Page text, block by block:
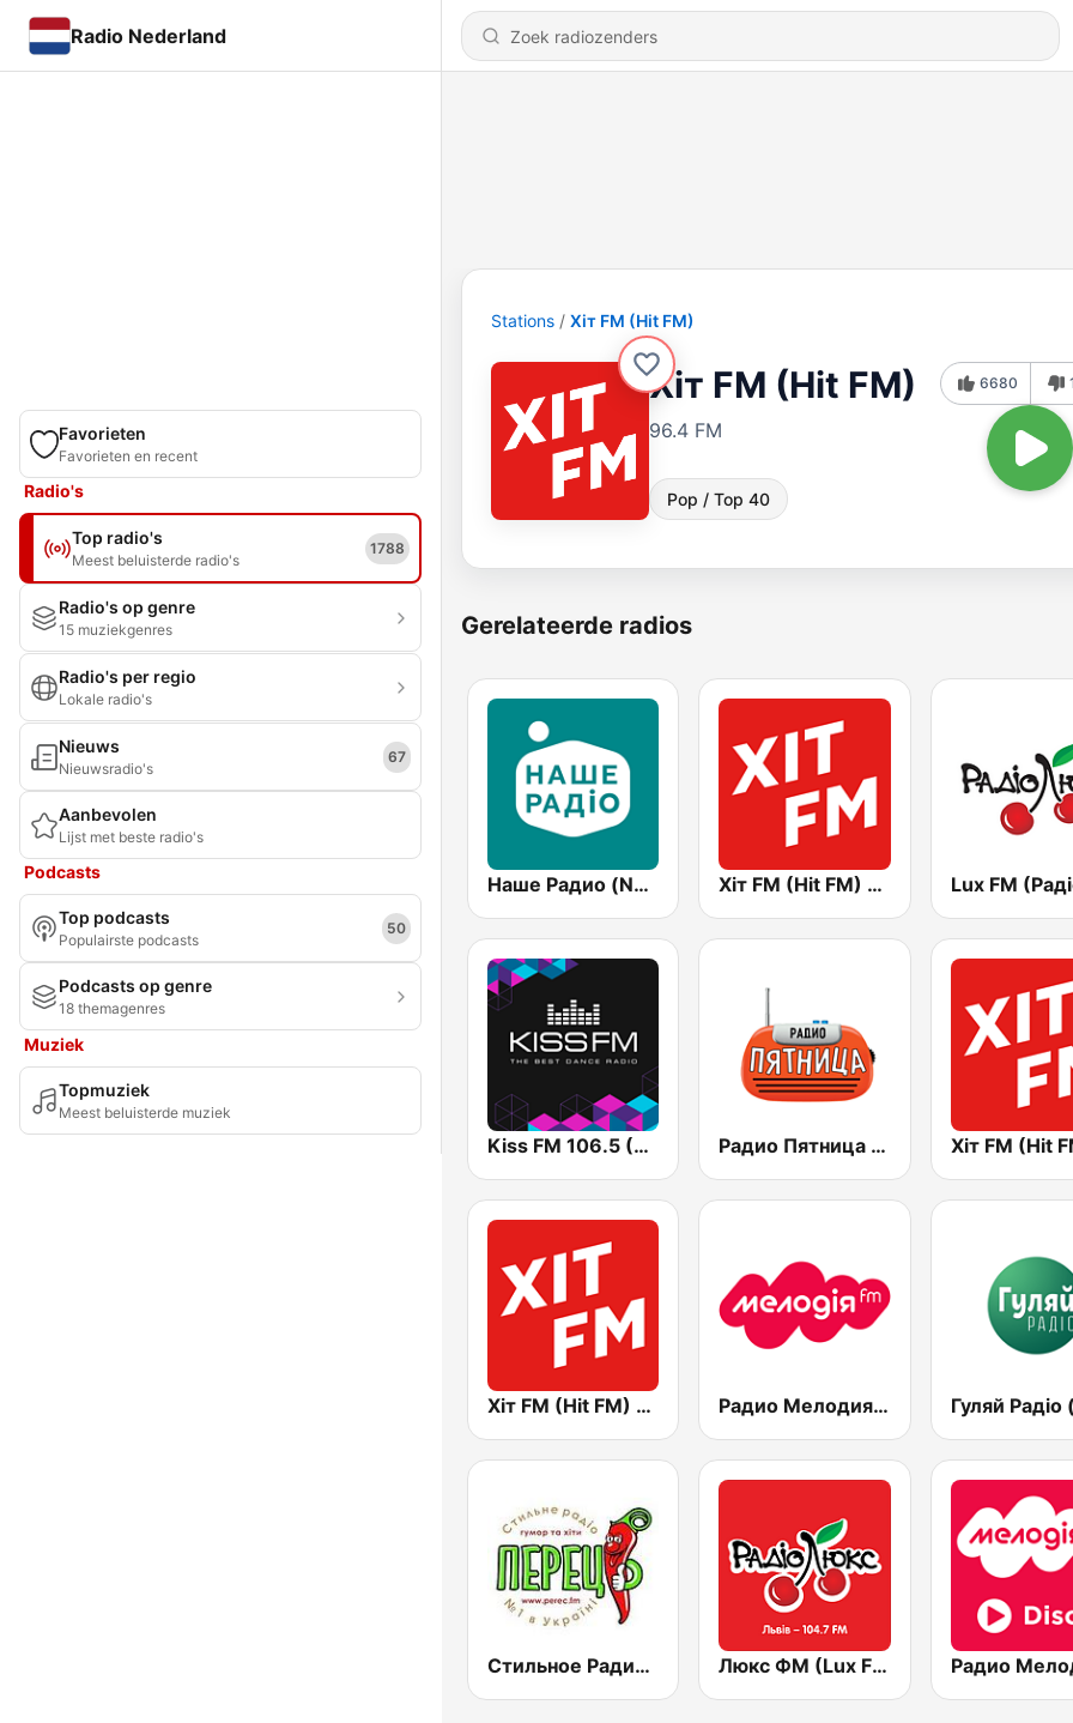
Radio Nederland
Favorieten
Favorieten en recent
Radio's
Top radio's
Meest beluisterde radio's
1788
Radio's op genre
15 muziekgenres
Radio's per regio
Lokale radio's
Nieuws
Nieuwsradio's
67
Aanbevolen
Lijst met beste radio's
Podcasts
Top podcasts
Populairste podcasts
50
Podcasts op genre
18 themagenres
Muziek
Topmuziek
Meest beluisterde muziek
Stations Хіт FM (Hit FM)
Хіт FM (Hit FM)
96.4 FM
Pop / Top 40
6680
Gerelateerde radios
Наше Радио (Nashe Radio) 107.9 Хіт FM (Hit FM) - Top
Kiss FM 106.5 (Кисc ФМ) Радио Пятница (Pyatnica)
Хіт FM (Hit FM) - Ukr Радио Мелодия (Radio Melodia)
Стильное Радио - Перец ФМ (Stilnoe, perec fm) Люкс ФМ (Lux FM) Львів